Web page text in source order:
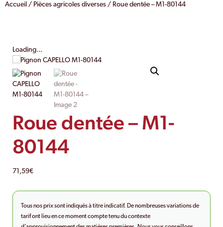
Accueil / Pièces agricoles diverses / Roue dentée – M1-80144
Loading...
Roue dentée – M1-
80144
71,59€
Tous nos prix sont indiqués à titre indicatif. De nombreuses variations de
tarif ont lieu en ce moment compte tenu du contexte